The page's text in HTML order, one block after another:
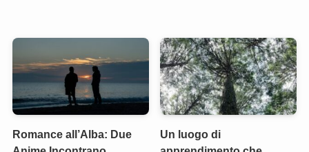
Romance all’Alba: Due
Un luogo di